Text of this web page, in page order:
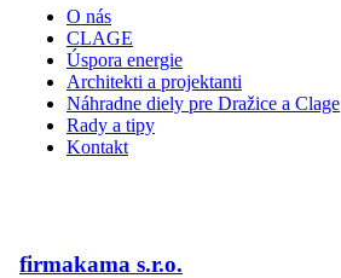
O nás
CLAGE
Úspora energie
Architekti a projektanti
Náhradne diely pre Dražice a Clage
Rady a tipy
Kontakt
firmakama s.r.o.